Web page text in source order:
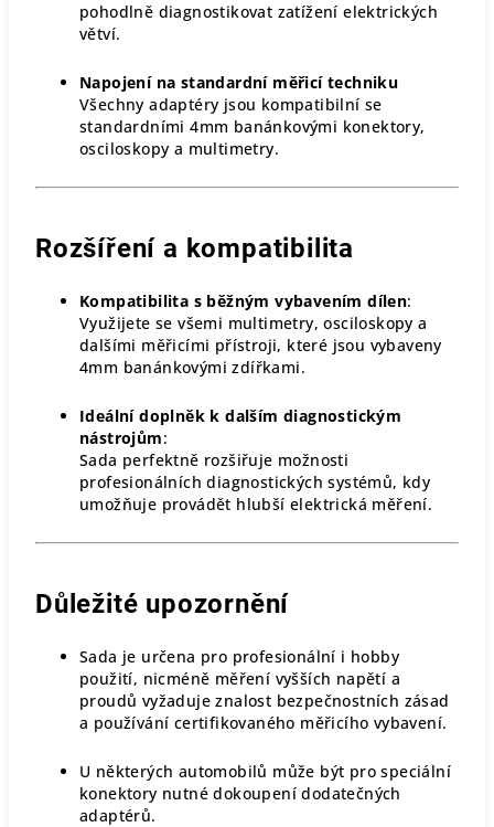
pohodlně diagnostikovat zatížení elektrických
větví.
Napojení na standardní měřicí techniku
Všechny adaptéry jsou kompatibilní se
standardními 4mm banánkovými konektory,
osciloskopy a multimetry.
Rozšíření a kompatibilita
Kompatibilita s běžným vybavením dílen:
Využijete se všemi multimetry, osciloskopy a
dalšími měřicími přístroji, které jsou vybaveny
4mm banánkovými zdířkami.
Ideální doplněk k dalším diagnostickým
nástrojům:
Sada perfektně rozšiřuje možnosti
profesionálních diagnostických systémů, kdy
umožňuje provádět hlubší elektrická měření.
Důležité upozornění
Sada je určena pro profesionální i hobby
použití, nicméně měření vyšších napětí a
proudů vyžaduje znalost bezpečnostních zásad
a používání certifikovaného měřicího vybavení.
U některých automobilů může být pro speciální
konektory nutné dokoupení dodatečných
adaptérů.